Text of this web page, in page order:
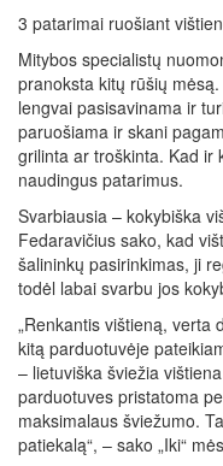
3 patarimai ruošiant
Mitybos specialistų
pranoksta kitų rūšių
lengvai pasisavinama ir
paruošiama ir skani
grilinta ar troškinta. Kad ir
naudingus patarimus.
Svarbiausia – kokybiška
Fedaravičius sako, kad
šalininkų pasirinkimas, ji
todėl labai svarbu jos
„Renkantis vištieną, verta
kitą parduotuvėje
– lietuviška šviežia
parduotuves pristatoma
maksimalaus šviežumo.
patiekalą“, – sako „Iki“